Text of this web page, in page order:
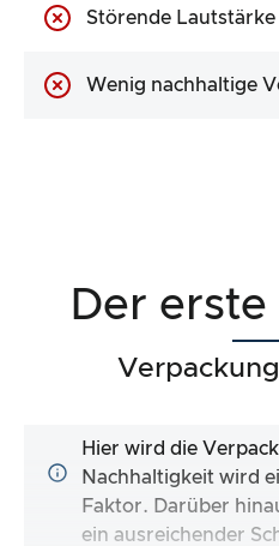
Störende
Wenig nachhaltige
Der
Hier wird die
Nachhaltigkeit wird
Faktor. Darüber
ein ausreichender